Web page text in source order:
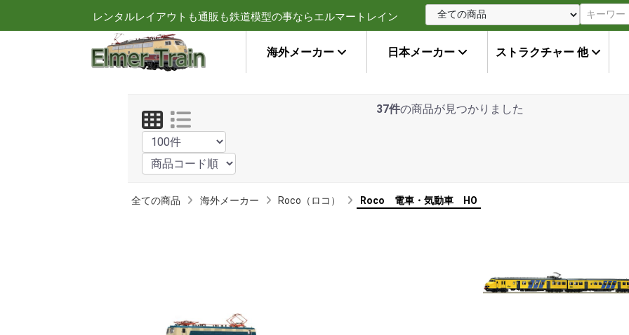
レンタルレイアウトも通販も鉄道模型の事ならエルマートレイン
海外メーカー 日本メーカー ストラクチャー 他
37件の商品が見つかりました
全ての商品 海外メーカー Roco（ロコ） Roco 電車・気動車 HO